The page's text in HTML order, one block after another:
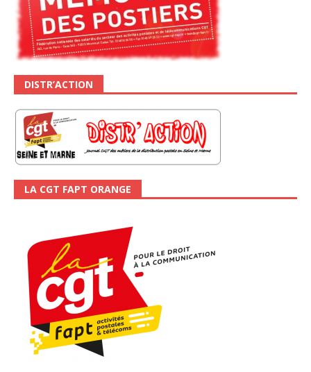
DISTR’ACTION
LA CGT FAPT ORANGE